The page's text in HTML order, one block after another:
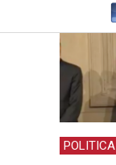
POLITICA